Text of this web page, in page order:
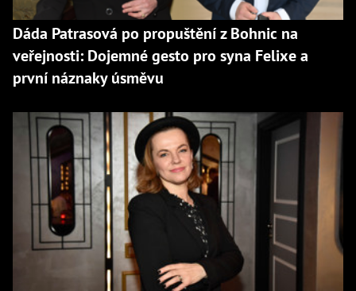
Dáda Patrasová po propuštění z Bohnic na
veřejnosti: Dojemné gesto pro syna Felixe a
první náznaky úsměvu